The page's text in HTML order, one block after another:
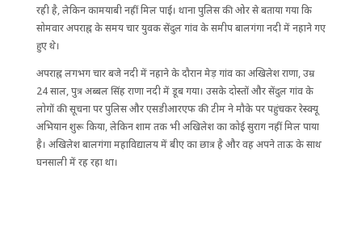
रही है, लेकिन कामयाबी नहीं मिल पाई। थाना पुलिस की ओर से बताया गया कि
सोमवार अपराह्न के समय चार युवक सेंदुल गांव के समीप बालगंगा नदी में नहाने गए
हुए थे।
अपराह्न लगभग चार बजे नदी में नहाने के दौरान मेड़ गांव का अखिलेश राणा, उम्र
24 साल, पुत्र अब्बल सिंह राणा नदी में डूब गया। उसके दोस्तों और सेंदुल गांव के
लोगों की सूचना पर पुलिस और एसडीआरएफ की टीम ने मौके पर पहुंचकर रेस्क्यू
अभियान शुरू किया, लेकिन शाम तक भी अ​खिलेश का कोई सुराग नहीं मिल पाया
है। अखिलेश बालगंगा महाविद्यालय में बीए का छात्र है और वह अपने ताऊ के साथ
घनसाली में रह रहा था।